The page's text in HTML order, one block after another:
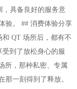
，具备良好的服务意
验。 ## 消费体验分享
QT 场所后，都有不
到了放松身心的服
所，那种私密、专属
那一刻得到了释放。